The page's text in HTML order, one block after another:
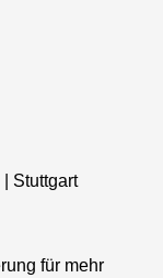
Stuttgart
für mehr